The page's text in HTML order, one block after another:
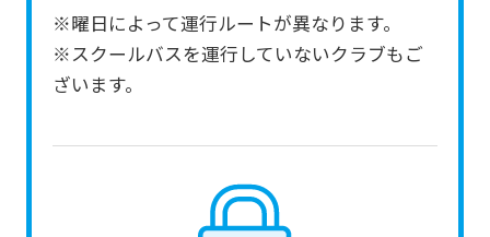
※曜日によって運行ルートが異なります。
※スクールバスを運行していないクラブもご
ざいます。